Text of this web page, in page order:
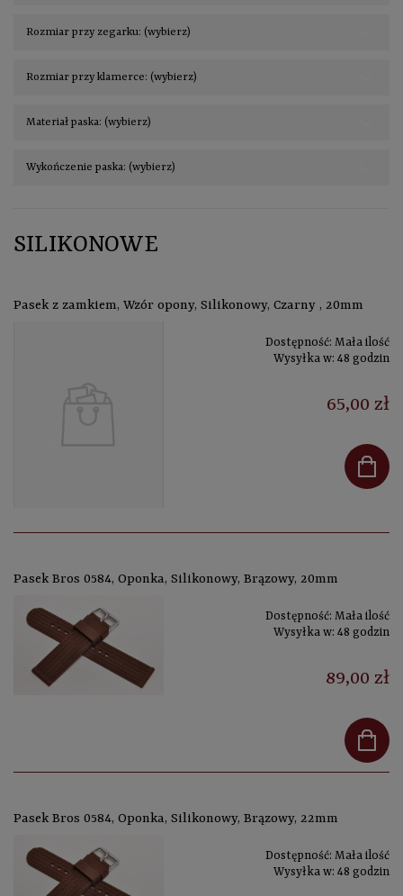
Rozmiar przy zegarku: (wybierz)
Rozmiar przy klamerce: (wybierz)
Materiał paska: (wybierz)
Wykończenie paska: (wybierz)
SILIKONOWE
Pasek z zamkiem, Wzór opony, Silikonowy, Czarny , 20mm
Dostępność: Mała ilość
Wysyłka w: 48 godzin
65,00 zł
Pasek Bros 0584, Oponka, Silikonowy, Brązowy, 20mm
Dostępność: Mała ilość
Wysyłka w: 48 godzin
89,00 zł
Pasek Bros 0584, Oponka, Silikonowy, Brązowy, 22mm
Dostępność: Mała ilość
Wysyłka w: 48 godzin